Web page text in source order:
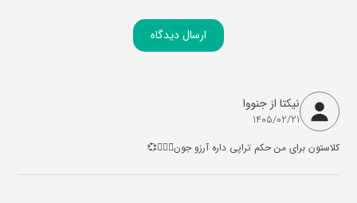
ارسال دیدگاه
نیکتا از جنووا
1405/02/21
کلاستون برای من حکم تراپی داره آرزو جون💆🏻‍♀️💞